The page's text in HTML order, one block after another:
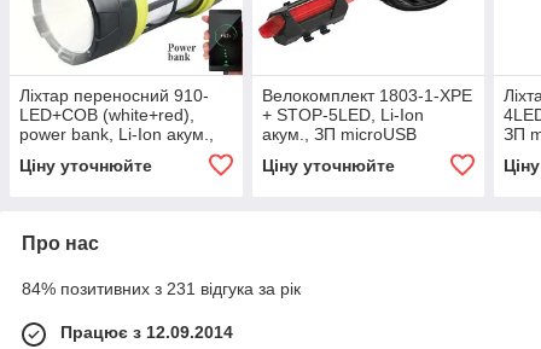
Ліхтар переносний 910-
LED+COB (white+red),
power bank, Li-Ion акум.,
microUSB, Box
Ціну уточнюйте
Велокомплект 1803-1-XPE
+ STOP-5LED, Li-Ion
акум., ЗП microUSB
Ціну уточнюйте
ЗП
Про нас
84% позитивних з 231 відгука за рік
Працює з 12.09.2014